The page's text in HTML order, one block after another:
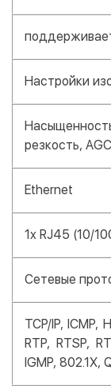
Настройки
резкость,
Ethernet
1x RJ45 (10/
Сетевые
TCP/IP, ICMP,
RTP, RTSP,
IGMP, 802.1X,